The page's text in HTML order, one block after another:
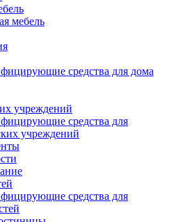
мебель
средства для дома
учреждений
средства для
учреждений
средства для